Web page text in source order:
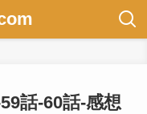
話-60話-感想